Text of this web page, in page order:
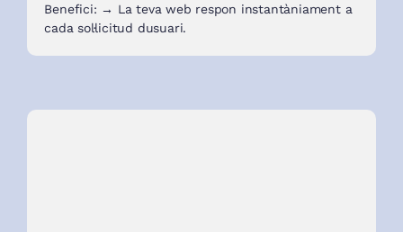
Benefici: → La teva web respon instantàniament a
cada sol·licitud dusuari.